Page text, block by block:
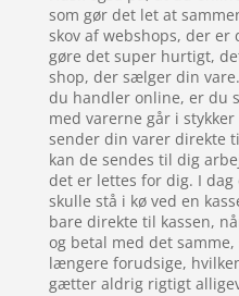
som gør det let at
skov af webshops, der er
gøre det super hurtigt,
shop, der sælger din
du handler online, er du
med varerne går i
sender din varer direkte
kan de sendes til dig
det er lettes for dig. I
skulle stå i kø ved en
bare direkte til kassen,
og betal med det
længere forudsige,
gætter aldrig rigtigt